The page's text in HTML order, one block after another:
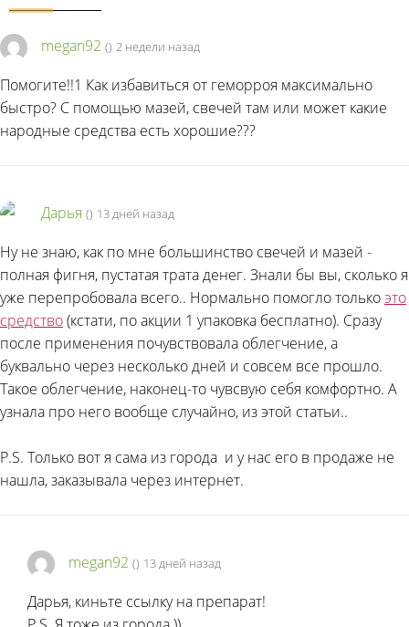
megan92 () 2 недели назад
Помогите!!1 Как избавиться от геморроя максимально
быстро? С помощью мазей, свечей там или может какие
народные средства есть хорошие???
Дарья () 13 дней назад
Ну не знаю, как по мне большинство свечей и мазей -
полная фигня, пустатая трата денег. Знали бы вы, сколько я
уже перепробовала всего.. Нормально помогло толькоэто
средство(кстати, по акции 1 упаковка бесплатно). Сразу
после применения почувствовала облегчение, а
буквально через несколько дней и совсем все прошло.
Такое облегчение, наконец-то чувсвую себя комфортно. А
узнала про него вообще случайно, из этой статьи..
P.S. Только вот я сама из города и у нас его в продаже не
нашла, заказывала через интернет.
megan92 () 13 дней назад
Дарья, киньте ссылку на препарат!